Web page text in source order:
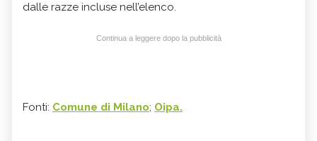
dalle razze incluse nell’elenco.
Continua a leggere dopo la pubblicità
Fonti: Comune di Milano; Oipa.